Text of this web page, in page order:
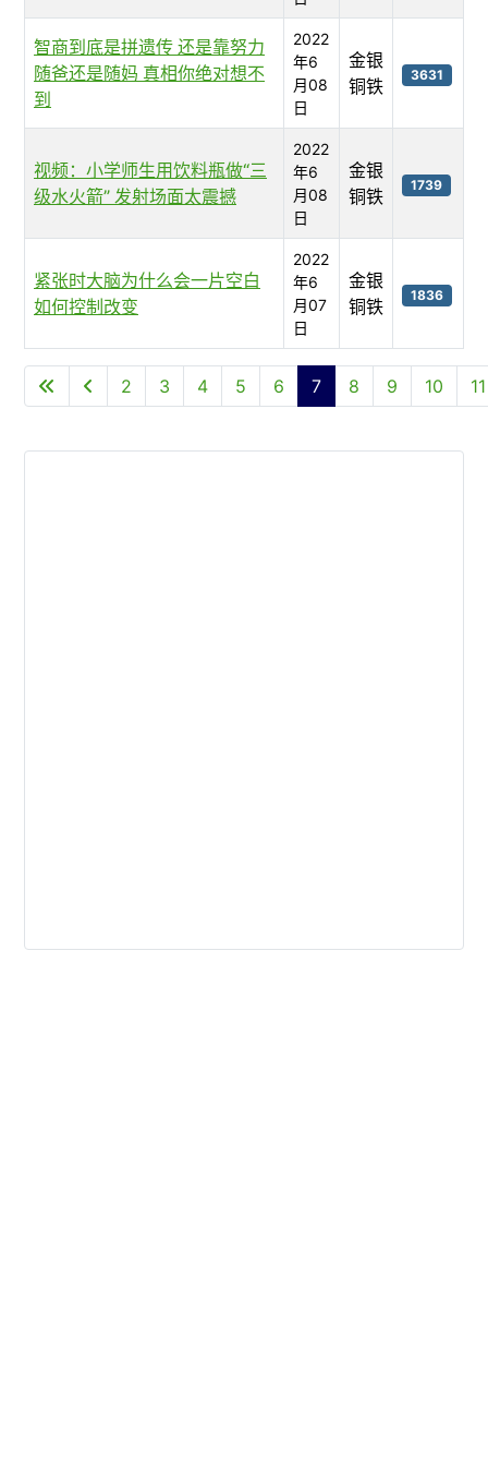
文章列表
智商到底是拼遗传 还是靠努力
随爸还是随妈 真相你绝对想不
到
2022
年6
月08
日
金银
铜铁
3631
视频：小学师生用饮料瓶做“三
级水火箭” 发射场面太震撼
2022
年6
月08
日
金银
铜铁
1739
紧张时大脑为什么会一片空白
如何控制改变
2022
年6
月07
日
金银
铜铁
1836
第 7 页 共 57 页
2 3 4 5 6 7 8 9 10 11